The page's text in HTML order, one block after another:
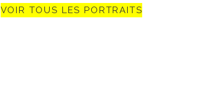
VOIR TOUS LES PORTRAITS